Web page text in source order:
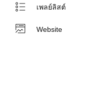
เพลย์ลิสต์
Website